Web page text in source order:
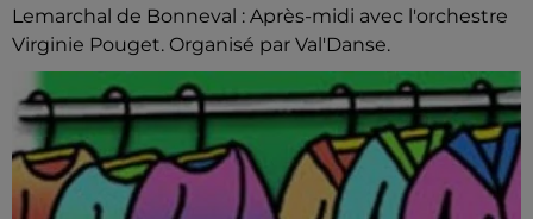
Lemarchal de Bonneval : Après-midi avec l'orchestre
Virginie Pouget. Organisé par Val'Danse.